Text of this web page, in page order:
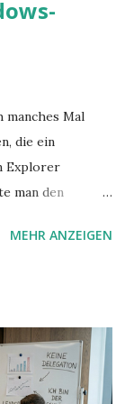
Mal
die ein
Explorer
man den
so einfach,
MEHR ANZEIGEN